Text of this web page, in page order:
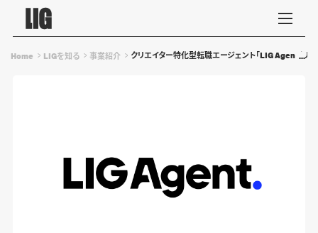
Home LIGを知る 事業紹介 クリエイター特化型転職エージェント「LIG Agent（リグ